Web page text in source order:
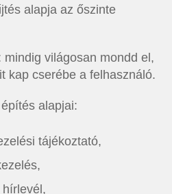
alapja az őszinte
világosan mondd el,
kap cserébe a felhasználó.
alapjai:
tájékoztató,